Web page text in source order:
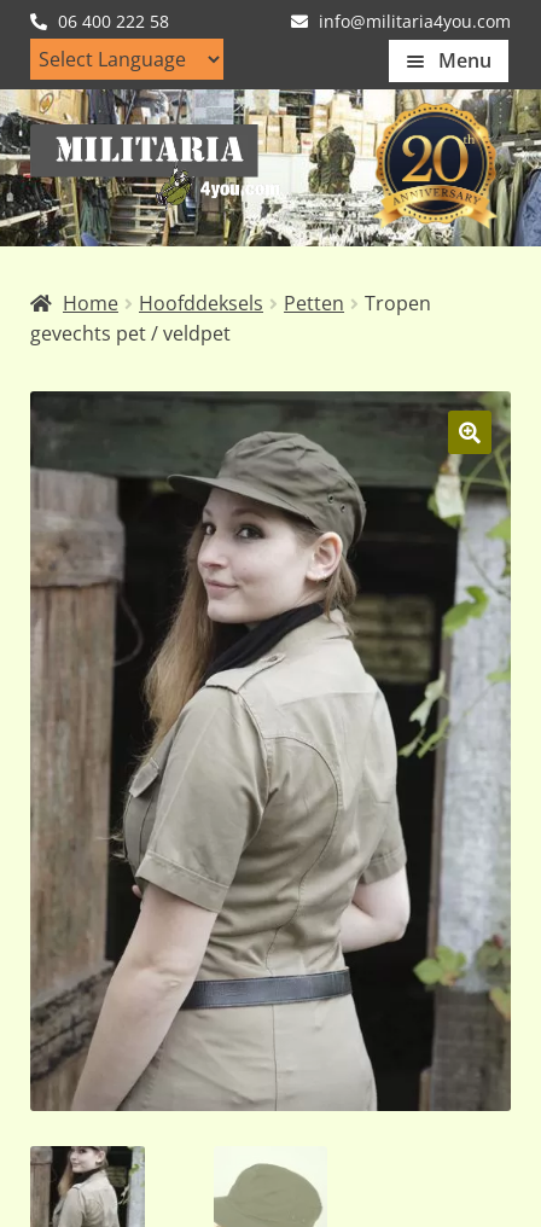
06 400 222 58 info@militaria4you.com
Menu
Home
Artikelen
Nieuws
Klantfotos
Ga
door
naar
navigatie
Ga
naar
de
inhoud
Home Hoofddeksels Petten
Tropen
gevechts pet / veldpet
🔍